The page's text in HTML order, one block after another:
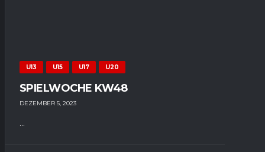
U13 U15 U17 U20
SPIELWOCHE KW48
DEZEMBER 5, 2023
...